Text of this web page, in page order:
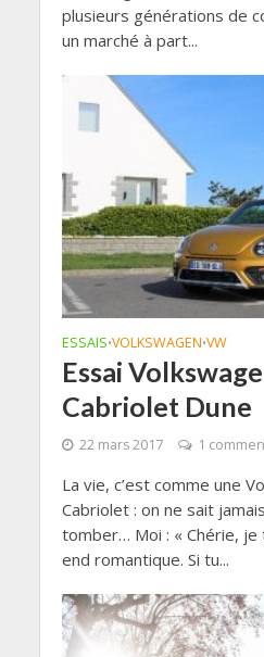
plusieurs générations de
un marché à part...
ESSAIS•VOLKSWAGEN•VW
Essai
Cabriolet Dune
22 mars 2017 1
La vie, c’est comme une
Cabriolet : on ne sait
tomber… Moi : « Chérie,
end romantique. Si tu...